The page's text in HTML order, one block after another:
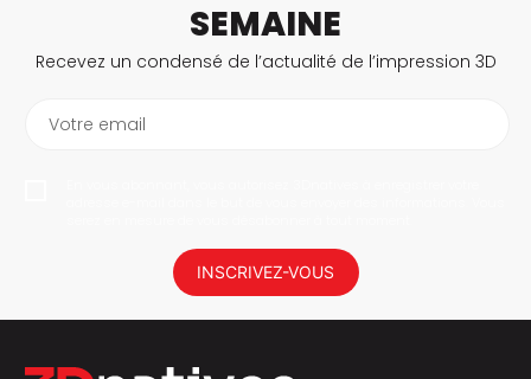
SEMAINE
Recevez un condensé de l’actualité de l’impression 3D
Votre email
INSCRIVEZ-VOUS